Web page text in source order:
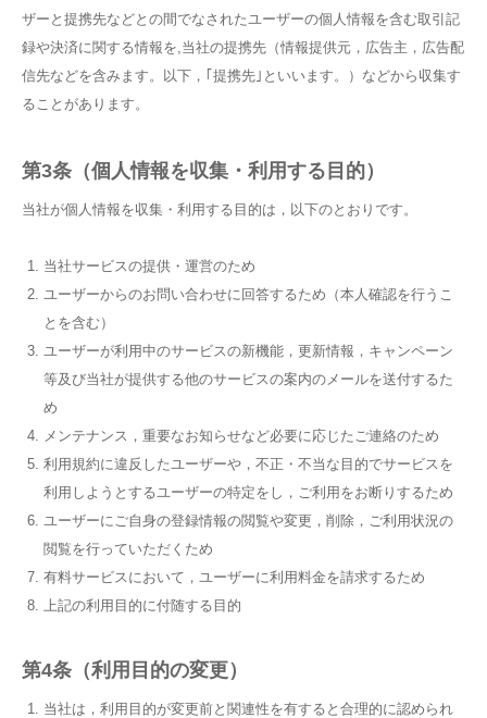
ザーと提携先などとの間でなされたユーザーの個人情報を含む取引記
録や決済に関する情報を,当社の提携先（情報提供元，広告主，広告配
信先などを含みます。以下，｢提携先｣といいます。）などから収集す
ることがあります。
第3条（個人情報を収集・利用する目的）
当社が個人情報を収集・利用する目的は，以下のとおりです。
当社サービスの提供・運営のため
ユーザーからのお問い合わせに回答するため（本人確認を行うこ
とを含む）
ユーザーが利用中のサービスの新機能，更新情報，キャンペーン
等及び当社が提供する他のサービスの案内のメールを送付するた
め
メンテナンス，重要なお知らせなど必要に応じたご連絡のため
利用規約に違反したユーザーや，不正・不当な目的でサービスを
利用しようとするユーザーの特定をし，ご利用をお断りするため
ユーザーにご自身の登録情報の閲覧や変更，削除，ご利用状況の
閲覧を行っていただくため
有料サービスにおいて，ユーザーに利用料金を請求するため
上記の利用目的に付随する目的
第4条（利用目的の変更）
当社は，利用目的が変更前と関連性を有すると合理的に認められ